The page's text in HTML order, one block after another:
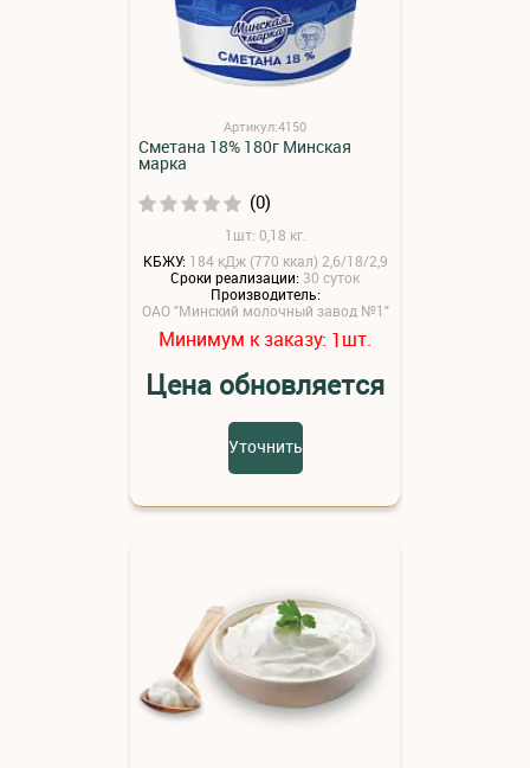
Артикул:4150
Сметана 18% 180г Минская
марка
(0)
1шт: 0,18 кг.
КБЖУ: 184 кДж (770 ккал) 2,6/18/2,9
Сроки реализации: 30 суток
Производитель:
ОАО "Минский молочный завод №1"
Минимум к заказу: 1шт.
Цена обновляется
Уточнить